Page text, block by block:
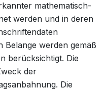
mathematisch-
werden und in deren
Belange werden gemäß
berücksichtigt. Die
der
Die